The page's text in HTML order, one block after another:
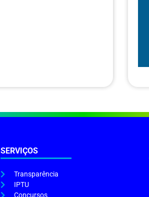
SERVIÇOS
Transparência
IPTU
Concursos